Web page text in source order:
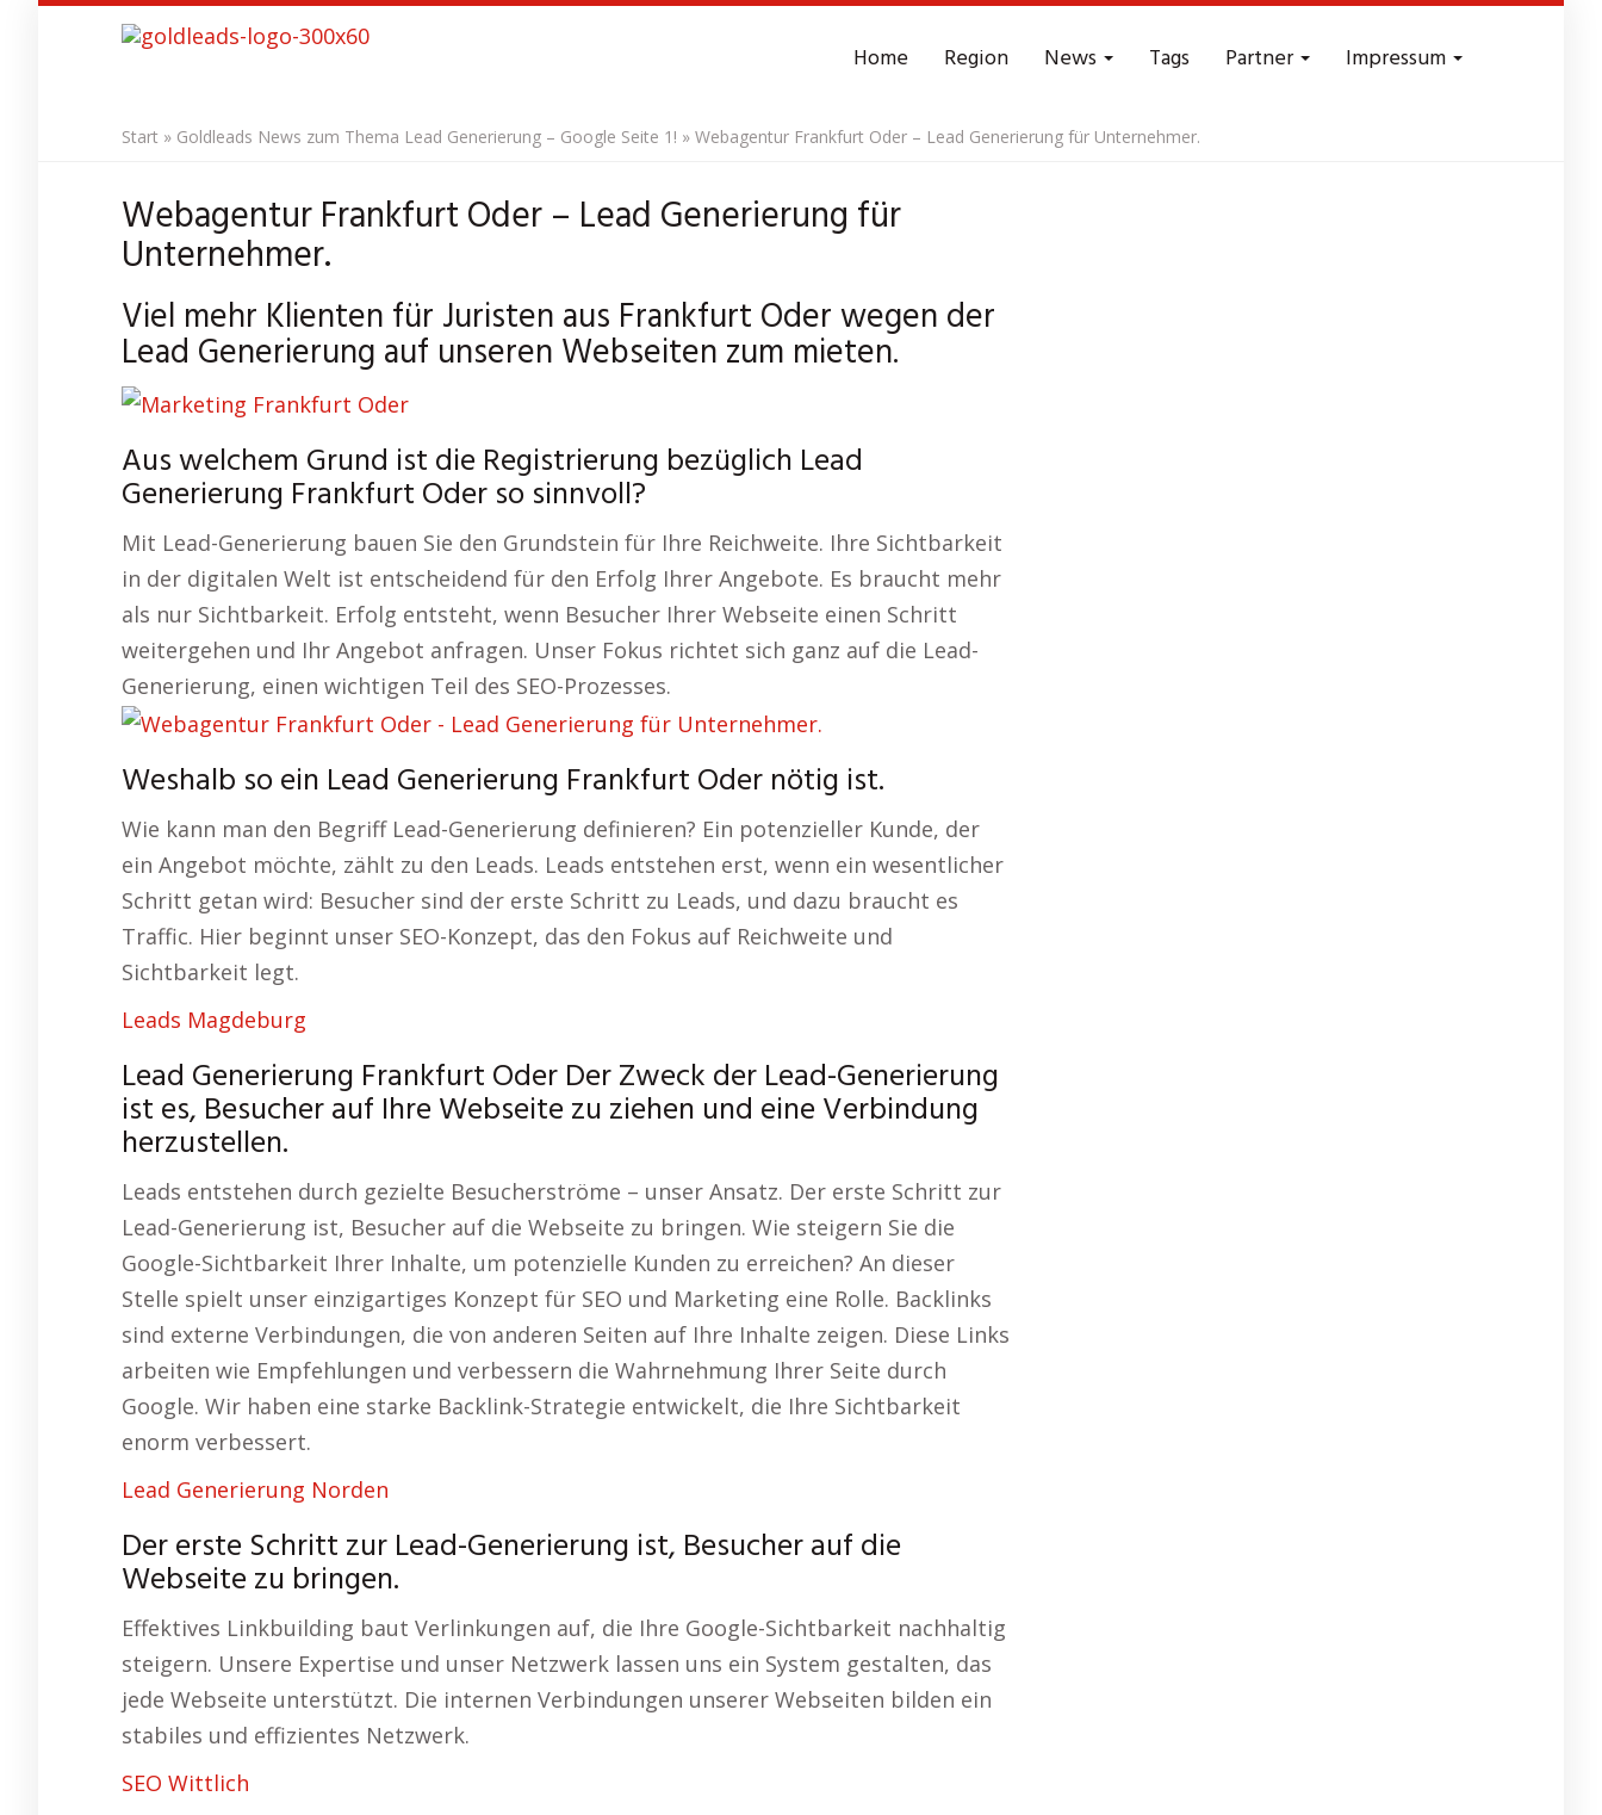
Home Region News Tags Partner Impressum
Start » Goldleads News zum Thema Lead Generierung – Google Seite 1! » Webagentur Frankfurt Oder – Lead Generierung für Unternehmer.
Webagentur Frankfurt Oder – Lead Generierung für
Unternehmer.
Viel mehr Klienten für Juristen aus Frankfurt Oder wegen der
Lead Generierung auf unseren Webseiten zum mieten.
Aus welchem Grund ist die Registrierung bezüglich Lead
Generierung Frankfurt Oder so sinnvoll?
Mit Lead-Generierung bauen Sie den Grundstein für Ihre Reichweite. Ihre Sichtbarkeit
in der digitalen Welt ist entscheidend für den Erfolg Ihrer Angebote. Es braucht mehr
als nur Sichtbarkeit. Erfolg entsteht, wenn Besucher Ihrer Webseite einen Schritt
weitergehen und Ihr Angebot anfragen. Unser Fokus richtet sich ganz auf die Lead-
Generierung, einen wichtigen Teil des SEO-Prozesses.
Weshalb so ein Lead Generierung Frankfurt Oder nötig ist.
Wie kann man den Begriff Lead-Generierung definieren? Ein potenzieller Kunde, der
ein Angebot möchte, zählt zu den Leads. Leads entstehen erst, wenn ein wesentlicher
Schritt getan wird: Besucher sind der erste Schritt zu Leads, und dazu braucht es
Traffic. Hier beginnt unser SEO-Konzept, das den Fokus auf Reichweite und
Sichtbarkeit legt.
Leads Magdeburg
Lead Generierung Frankfurt Oder Der Zweck der Lead-Generierung
ist es, Besucher auf Ihre Webseite zu ziehen und eine Verbindung
herzustellen.
Leads entstehen durch gezielte Besucherströme – unser Ansatz. Der erste Schritt zur
Lead-Generierung ist, Besucher auf die Webseite zu bringen. Wie steigern Sie die
Google-Sichtbarkeit Ihrer Inhalte, um potenzielle Kunden zu erreichen? An dieser
Stelle spielt unser einzigartiges Konzept für SEO und Marketing eine Rolle. Backlinks
sind externe Verbindungen, die von anderen Seiten auf Ihre Inhalte zeigen. Diese Links
arbeiten wie Empfehlungen und verbessern die Wahrnehmung Ihrer Seite durch
Google. Wir haben eine starke Backlink-Strategie entwickelt, die Ihre Sichtbarkeit
enorm verbessert.
Lead Generierung Norden
Der erste Schritt zur Lead-Generierung ist, Besucher auf die
Webseite zu bringen.
Effektives Linkbuilding baut Verlinkungen auf, die Ihre Google-Sichtbarkeit nachhaltig
steigern. Unsere Expertise und unser Netzwerk lassen uns ein System gestalten, das
jede Webseite unterstützt. Die internen Verbindungen unserer Webseiten bilden ein
stabiles und effizientes Netzwerk.
SEO Wittlich